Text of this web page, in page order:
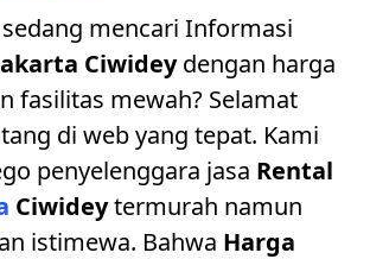
mencari Informasi
Ciwideydengan harga
fasilitas mewah? Selamat
di web yang tepat. Kami
penyelenggara jasa Rental
Ciwideytermurah namun
istimewa. Bahwa Harga